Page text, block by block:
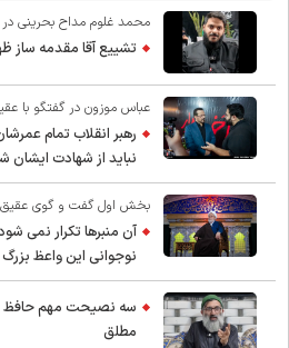
محمد غلوم مداح بحرینی در
تشییع آقا مقدمه ساز
عباس موزون در گفتگو با
رهبر انقلاب تمام
نباید از شهادت ایشان
بخش اول گفت و گوی عقیق با
آن منبرها تکرار نمی
نوجوانی این واعظ
اسلام
سه نصیحت مهم حافظ
مطلق